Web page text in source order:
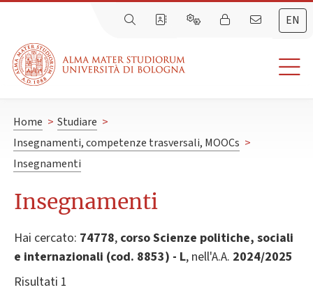
EN
Home > Studiare >
Insegnamenti, competenze trasversali, MOOCs >
Insegnamenti
Insegnamenti
Hai cercato: 74778, corso Scienze politiche, sociali
e internazionali (cod. 8853) - L, nell'A.A. 2024/2025
Risultati 1